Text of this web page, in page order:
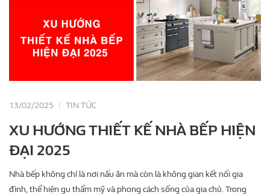
13/02/2025 TIN TỨC
XU HƯỚNG THIẾT KẾ NHÀ BẾP HIỆN
ĐẠI 2025
Nhà bếp không chỉ là nơi nấu ăn mà còn là không gian kết nối gia
đình, thể hiện gu thẩm mỹ và phong cách sống của gia chủ. Trong